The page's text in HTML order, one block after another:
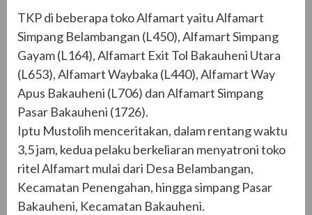
TKP di beberapa toko Alfamart yaitu Alfamart
Simpang Belambangan (L450), Alfamart Simpang
Gayam (L164), Alfamart Exit Tol Bakauheni Utara
(L653), Alfamart Waybaka (L440), Alfamart Way
Apus Bakauheni (L706) dan Alfamart Simpang
Pasar Bakauheni (1726).
Iptu Mustolih menceritakan, dalam rentang waktu
3,5 jam, kedua pelaku berkeliaran menyatroni toko
ritel Alfamart mulai dari Desa Belambangan,
Kecamatan Penengahan, hingga simpang Pasar
Bakauheni, Kecamatan Bakauheni.